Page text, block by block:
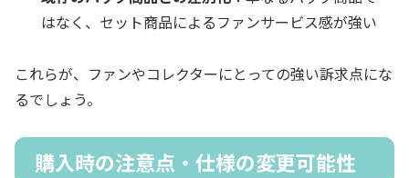
はなく、セット商品によるファンサービス感が強い
これらが、ファンやコレクターにとっての強い訴求点にな
るでしょう。
購入時の注意点・仕様の変更可能性